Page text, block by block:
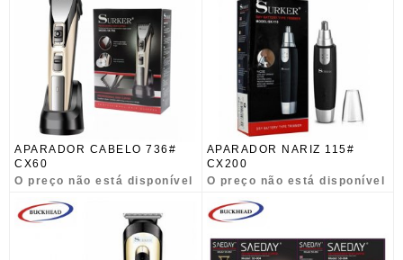
APARADOR CABELO 736#
CX60
O preço não está disponível
APARADOR NARIZ 115#
CX200
O preço não está disponível